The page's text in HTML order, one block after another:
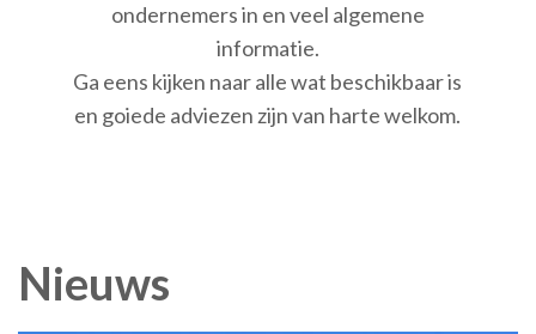
ondernemers in en veel algemene
informatie.
Ga eens kijken naar alle wat beschikbaar is
en goiede adviezen zijn van harte welkom.
Nieuws